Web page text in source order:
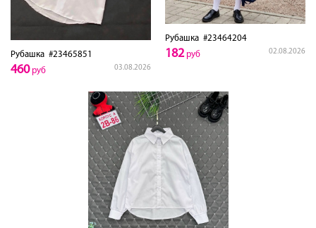
Рубашка #23465851
03.08.2026
460руб
Рубашка #23464204
02.08.2026
182руб